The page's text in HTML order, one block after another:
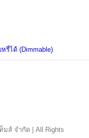
รี่ได้ (Dimmable)
มส์ จำกัด | All Rights